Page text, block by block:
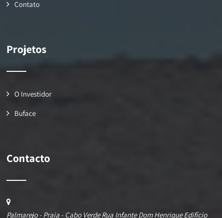
Contato
Projetos
O Investidor
Buface
Contacto
Palmarejo - Praia - Cabo Verde Rua Infante Dom Henrique Edifício